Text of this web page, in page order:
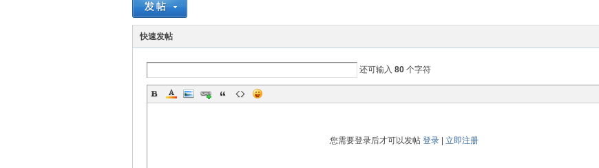
快速发帖
还可输入 80 个字符
您需要登录后才可以发帖 登录 立即注册